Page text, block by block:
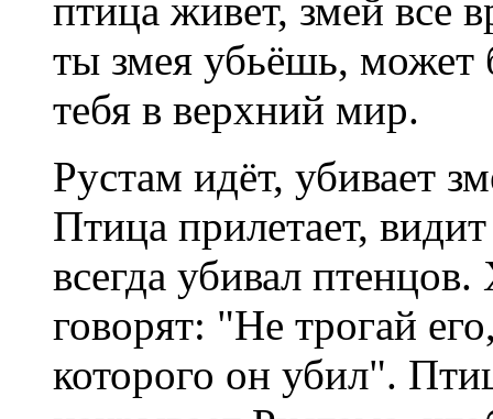
птица живет, змей все
ты змея убьёшь, может
тебя в верхний мир.
Рустам идёт, убивает
Птица прилетает,
всегда убивал
говорят: "Не трогай
которого он убил".